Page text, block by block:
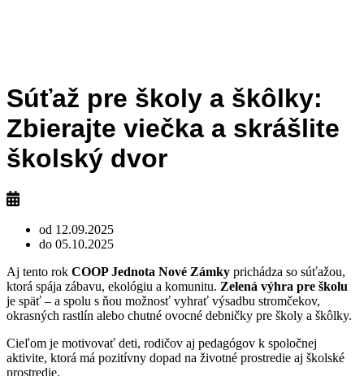
Súťaž pre školy a škôlky:
Zbierajte viečka a skrášlite
školský dvor
od 12.09.2025
do 05.10.2025
Aj tento rok COOP Jednota Nové Zámky prichádza so súťažou,
ktorá spája zábavu, ekológiu a komunitu. Zelená výhra pre školu
je späť – a spolu s ňou možnosť vyhrať výsadbu stromčekov,
okrasných rastlín alebo chutné ovocné debničky pre školy a škôlky.
Cieľom je motivovať deti, rodičov aj pedagógov k spoločnej
aktivite, ktorá má pozitívny dopad na životné prostredie aj školské
prostredie.